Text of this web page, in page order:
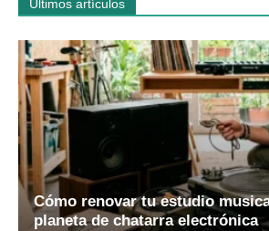
Últimos artículos
Cómo renovar tu estudio
planeta de chatarra electrónica